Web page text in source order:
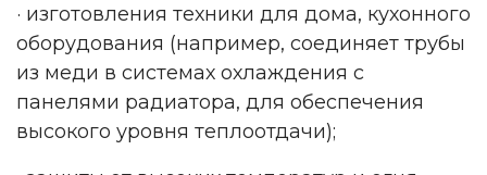
· изготовления техники для дома, кухонного
оборудования (например, соединяет трубы
из меди в системах охлаждения с
панелями радиатора, для обеспечения
высокого уровня теплоотдачи);